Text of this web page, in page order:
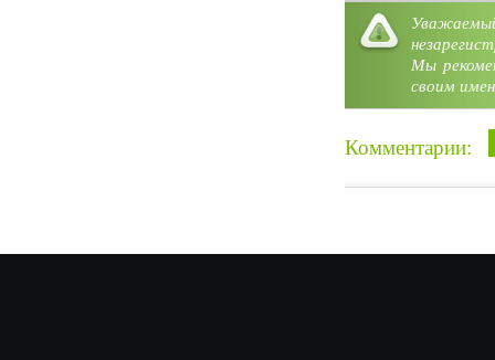
Мы
своим
Комментарии: